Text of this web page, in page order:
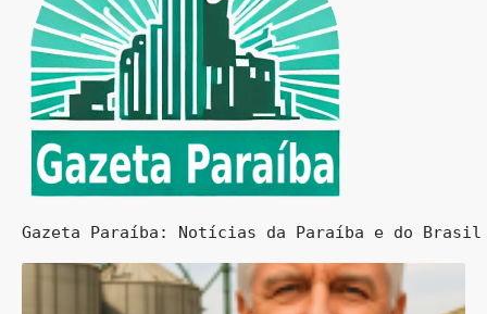
Gazeta Paraíba: Notícias da Paraíba e do